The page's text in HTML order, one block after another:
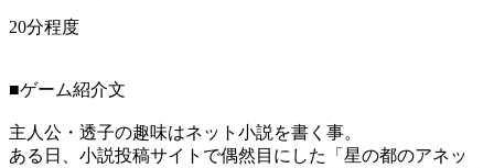
20分程度
■ゲーム紹介文
主人公・透子の趣味はネット小説を書く事。
ある日、小説投稿サイトで偶然目にした「星の都のアネッ